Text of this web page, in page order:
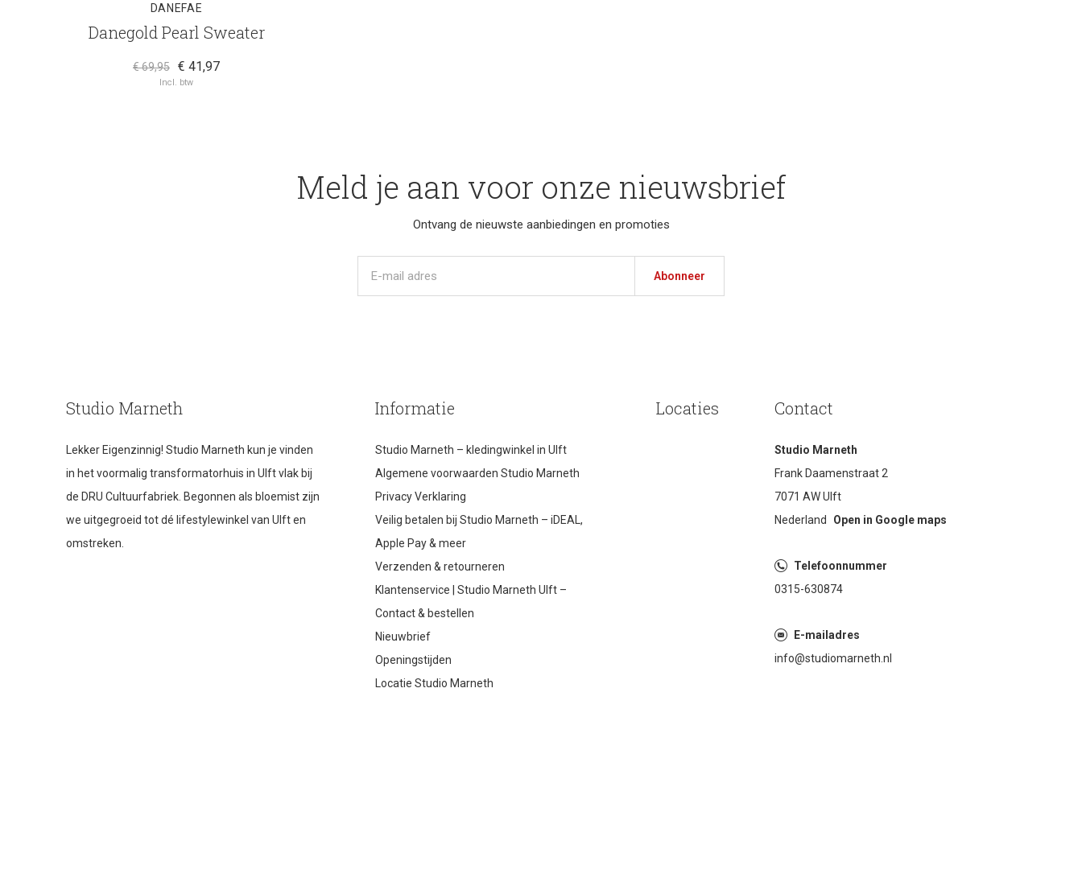
DANEFAE
Danegold Pearl Sweater
€ 69,95 € 41,97
Incl. btw
Meld je aan voor onze nieuwsbrief
Ontvang de nieuwste aanbiedingen en promoties
Abonneer
Studio Marneth
Lekker Eigenzinnig! Studio Marneth kun je vinden
in het voormalig transformatorhuis in Ulft vlak bij
de DRU Cultuurfabriek. Begonnen als bloemist zijn
we uitgegroeid tot dé lifestylewinkel van Ulft en
omstreken.
Informatie
Studio Marneth – kledingwinkel in Ulft
Algemene voorwaarden Studio Marneth
Privacy Verklaring
Veilig betalen bij Studio Marneth – iDEAL,
Apple Pay & meer
Verzenden & retourneren
Klantenservice | Studio Marneth Ulft –
Contact & bestellen
Nieuwbrief
Openingstijden
Locatie Studio Marneth
Locaties Contact
Studio Marneth
Frank Daamenstraat 2
7071 AW Ulft
Nederland
Open in Google maps
Telefoonnummer
0315-630874
E-mailadres
info@studiomarneth.nl